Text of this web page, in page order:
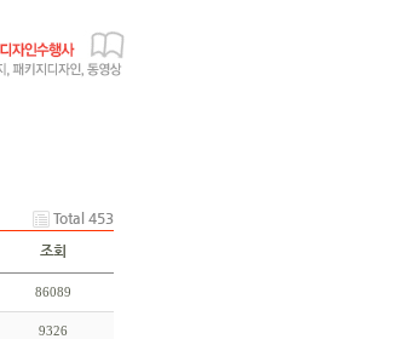
Total 453
조회
86089
9326